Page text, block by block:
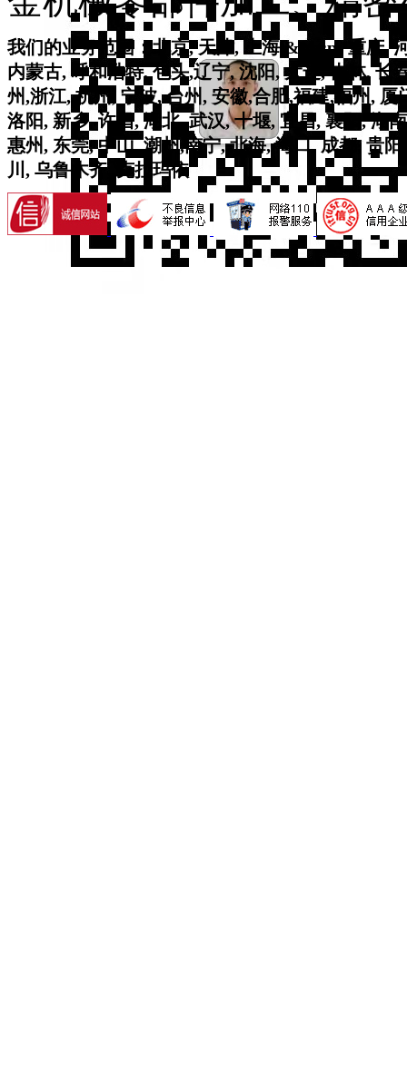
我们的业务范围：北京, 天津, 上海,&nbsp; 重庆,
内蒙古, 呼和浩特, 包头,辽宁, 沈阳, 大连, 吉林, 长
州,浙江, 杭州, 宁波, 台州, 安徽,合肥,福建,福州,
洛阳, 新乡, 许昌, 湖北, 武汉, 十堰, 宜昌, 襄阳, 湖
惠州, 东莞, 中山, 潮州,南宁, 北海, 海口, 成都, 贵
川, 乌鲁木齐, 克拉玛依